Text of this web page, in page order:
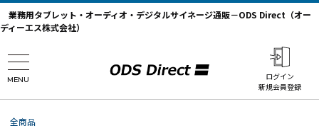
業務用タブレット・オーディオ・デジタルサイネージ通販－ODS Direct（オー
ディーエス株式会社）
MENU
ログイン
新規会員登録
全商品